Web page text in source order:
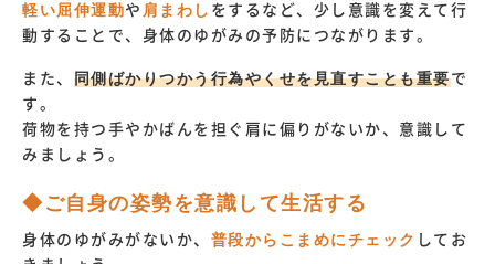
軽い屈伸運動や 肩まわし をするなど、少し意識を変えて行
動することで、身体のゆがみの予防につながります。
また、 同側ばかりつかう行為やくせを見直すことも重要で
す。
荷物を持つ手やかばんを担ぐ肩に偏りがないか、意識して
みましょう。
◆ご自身の姿勢を意識して生活する
身体のゆがみがないか、 普段からこまめにチェック してお